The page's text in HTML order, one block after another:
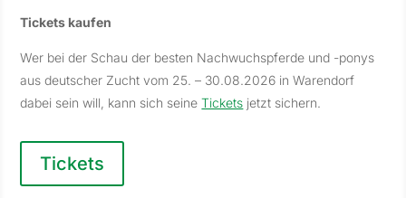
Tickets kaufen
Wer bei der Schau der besten Nachwuchspferde und -ponys
aus deutscher Zucht vom 25. – 30.08.2026 in Warendorf
dabei sein will, kann sich seineTickets jetzt sichern.
Tickets